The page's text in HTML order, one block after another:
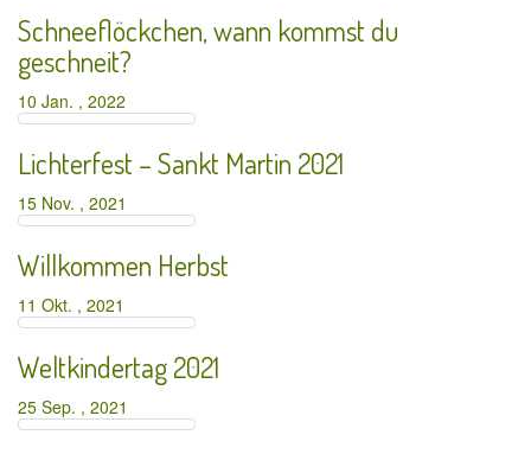
Schneeflöckchen, wann kommst du
geschneit?
10 Jan. , 2022
Lichterfest – Sankt Martin 2021
15 Nov. , 2021
Willkommen Herbst
11 Okt. , 2021
Weltkindertag 2021
25 Sep. , 2021